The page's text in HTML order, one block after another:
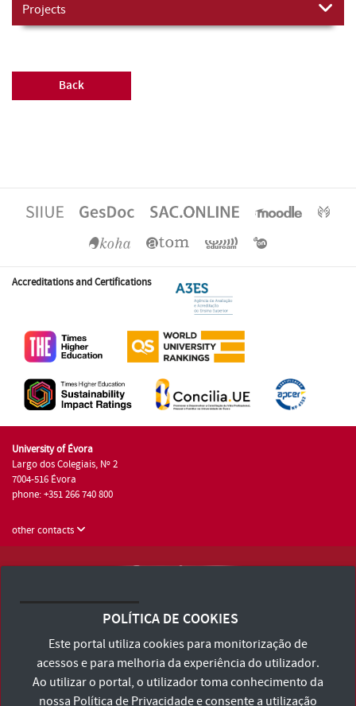
Projects
Back
Accreditations and Certifications
University of Évora
Largo dos Colegiais, Nº 2
7004-516 Évora
phone: +351 266 740 800
other contacts
Terms and Conditions and Privacy Policy
Accessibility Statement
POLÍTICA DE COOKIES
Este portal utiliza cookies para monitorização de
acessos e para melhoria da experiência do utilizador.
Ao utilizar o portal, o utilizador toma conhecimento da
nossa Política de Privacidadee consente a utilização